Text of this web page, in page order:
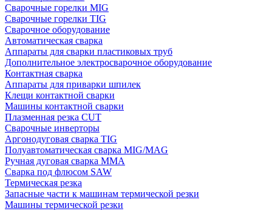
Сварочные горелки MIG
Сварочные горелки TIG
Сварочное оборудование
Автоматическая сварка
Аппараты для сварки пластиковых труб
Дополнительное электросварочное оборудование
Контактная сварка
Аппараты для приварки шпилек
Клещи контактной сварки
Машины контактной сварки
Плазменная резка CUT
Сварочные инверторы
Аргонодуговая сварка TIG
Полуавтоматическая сварка MIG/MAG
Ручная дуговая сварка MMA
Сварка под флюсом SAW
Термическая резка
Запасные части к машинам термической резки
Машины термической резки